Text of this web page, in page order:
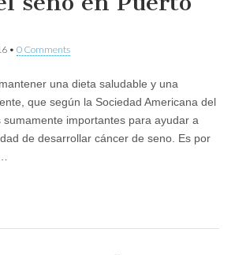
• 0 Comments
una dieta saludable y una
que según la Sociedad Americana del
sumamente importantes para ayudar a
de desarrollar cáncer de seno. Es por